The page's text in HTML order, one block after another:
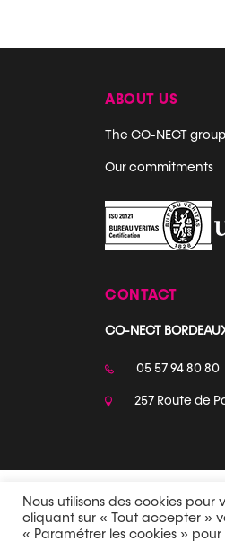
ABOUT US
The CO-NECT group
Our commitments
CONTACT
CO-NECT
05 57 94 80 80
257 Route de
Nous utilisons des cookies
cliquant sur « Tout accepter »
« Paramétrer les cookies »